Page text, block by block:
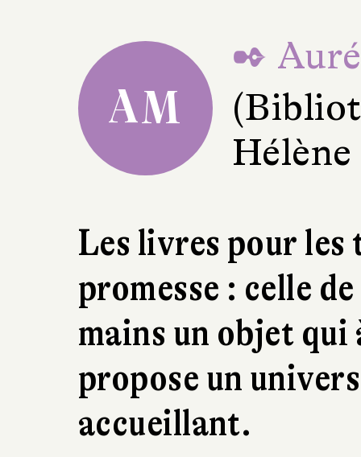
AM
✒
Les livres pour
promesse : celle
mains un objet qui
propose un
accueillant.